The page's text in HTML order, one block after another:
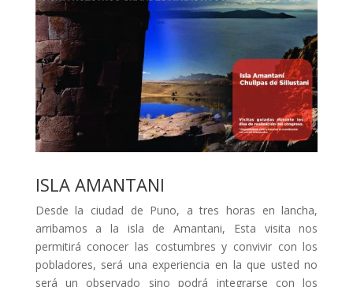
ISLA AMANTANI
Desde la ciudad de Puno, a tres horas en lancha,
arribamos a la isla de Amantani, Esta visita nos
permitirá conocer las costumbres y convivir con los
pobladores, será una experiencia en la que usted no
será un observado sino podrá integrarse con los